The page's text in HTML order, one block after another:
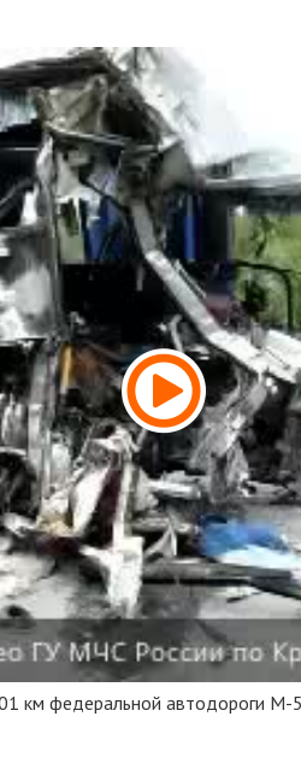
км федеральной автодороги М-